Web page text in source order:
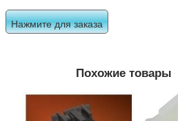
Нажмите для заказа
Похожие товары